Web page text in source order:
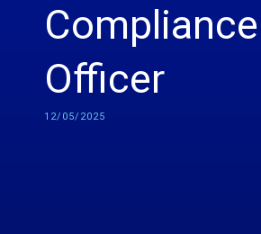
Officer
12/05/2025